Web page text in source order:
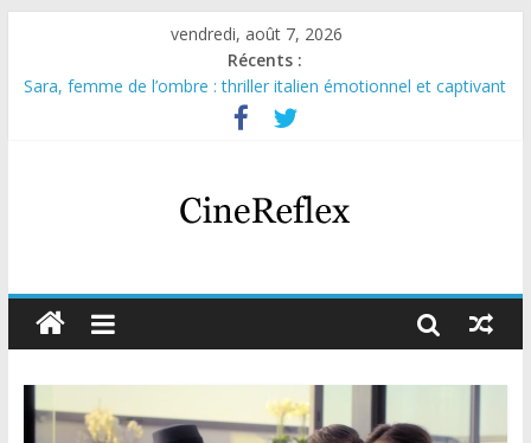
vendredi, août 7, 2026
Récents :
Sara, femme de l’ombre : thriller italien émotionnel et captivant
Journal d’une fille larguée : nouvelle série suédoise sur Netflix
Aema : mini-série sur le tournage d’un film érotique devenu
Glass Heart : excellente série musicale avec Takeru Satō
Olympo, saison 1 : nouvelle série qui séduira les fans de